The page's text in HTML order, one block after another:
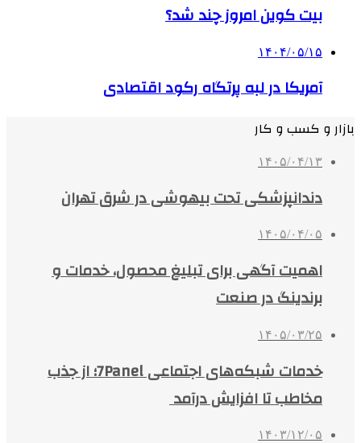
بیت کوین امروز چند شد؟
۱۴۰۴/۰۵/۱۵
آمریکا در لبه پرتگاه رکود اقتصادی
بازار و کسب و کار
۱۴۰۵/۰۴/۱۳
دندانپزشکی تحت بیهوشی در شرق تهران
۱۴۰۵/۰۴/۰۵
اهمیت آگهی برای تبلیغ محصول، خدمات و
برندینگ در صنعت
۱۴۰۵/۰۳/۲۵
خدمات شبکه‌های اجتماعی 7Panel؛ از جذب
مخاطب تا افزایش درآمد
۱۴۰۳/۱۲/۰۵